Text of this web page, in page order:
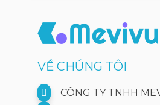
VỀ CHÚNG TÔI
CÔNG TY TNHH